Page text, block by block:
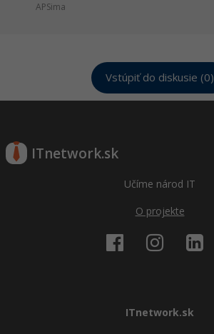
APSima
Vstúpiť do diskusie (0)
ITnetwork.sk
Učíme národ IT
O projekte
ITnetwork.sk